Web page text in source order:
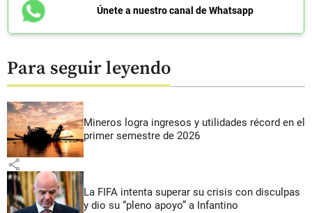
Únete a nuestro canal de Whatsapp
Para seguir leyendo
Mineros logra ingresos y utilidades récord en el
primer semestre de 2026
share
La FIFA intenta superar su crisis con disculpas
y dio su “pleno apoyo” a Infantino